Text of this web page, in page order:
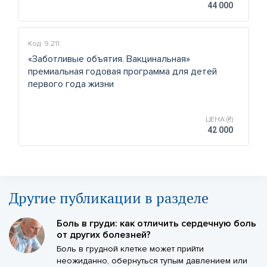
44 000
Код: 9.211.
«Заботливые объятия. Вакцинальная»
премиальная годовая программа для детей
первого года жизни
ЦЕНА (₴)
42 000
Другие публикации в разделе
Боль в груди: как отличить сердечную боль
от других болезней?
Боль в грудной клетке может прийти
неожиданно, обернуться тупым давлением или